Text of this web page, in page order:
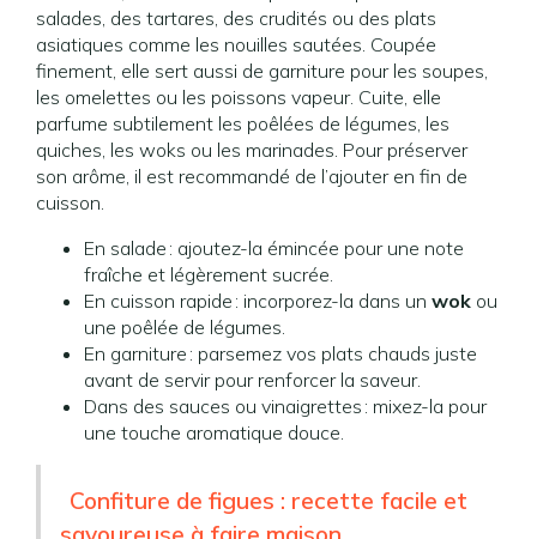
salades, des tartares, des crudités ou des plats
asiatiques comme les nouilles sautées. Coupée
finement, elle sert aussi de garniture pour les soupes,
les omelettes ou les poissons vapeur. Cuite, elle
parfume subtilement les poêlées de légumes, les
quiches, les woks ou les marinades. Pour préserver
son arôme, il est recommandé de l’ajouter en fin de
cuisson.
En salade : ajoutez-la émincée pour une note
fraîche et légèrement sucrée.
En cuisson rapide : incorporez-la dans un wok ou
une poêlée de légumes.
En garniture : parsemez vos plats chauds juste
avant de servir pour renforcer la saveur.
Dans des sauces ou vinaigrettes : mixez-la pour
une touche aromatique douce.
Confiture de figues : recette facile et